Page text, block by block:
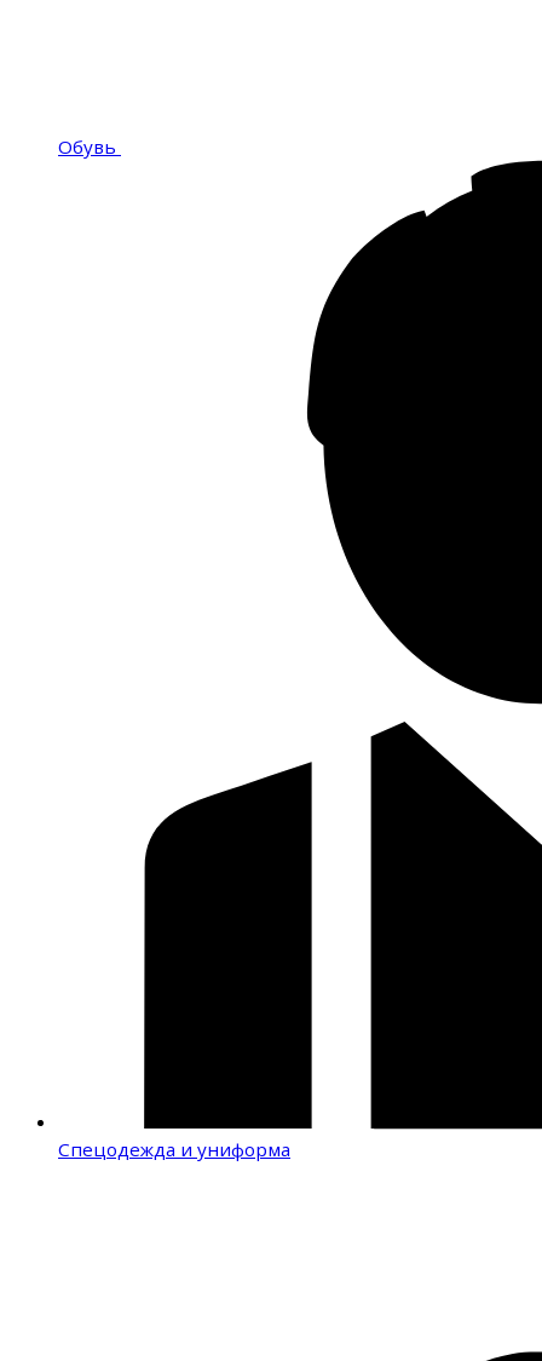
Обувь
Спецодежда и униформа